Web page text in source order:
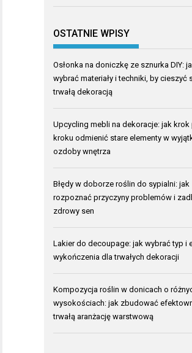
OSTATNIE WPISY
Osłonka na doniczkę ze sznurka DIY:
wybrać materiały i techniki, by cieszyć
trwałą dekoracją
Upcycling mebli na dekoracje: jak krok
kroku odmienić stare elementy w
ozdoby wnętrza
Błędy w doborze roślin do sypialni: jak
rozpoznać przyczyny problemów i
zdrowy sen
Lakier do decoupage: jak wybrać typ i
wykończenia dla trwałych dekoracji
Kompozycja roślin w donicach o
wysokościach: jak zbudować
trwałą aranżację warstwową